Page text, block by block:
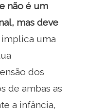
não é um
mas deve
implica uma
dos
de ambas as
a infância,